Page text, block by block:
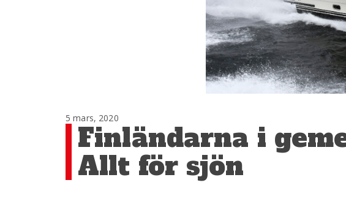
5 mars, 2020
Finländarna i
Allt för sjön